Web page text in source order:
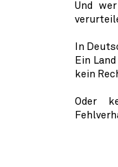
Und
In
Ein
kein
Oder